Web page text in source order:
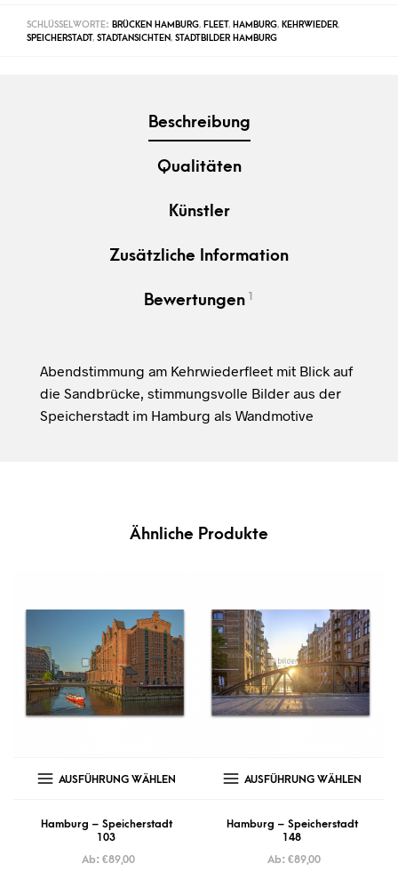
SCHLÜSSELWORTE: BRÜCKEN HAMBURG, FLEET, HAMBURG, KEHRWIEDER,
SPEICHERSTADT, STADTANSICHTEN, STADTBILDER HAMBURG
Beschreibung
Qualitäten
Künstler
Zusätzliche Information
Bewertungen 1
Abendstimmung am Kehrwiederfleet mit Blick auf
die Sandbrücke, stimmungsvolle Bilder aus der
Speicherstadt im Hamburg als Wandmotive
Ähnliche Produkte
AUSFÜHRUNG WÄHLEN
Hamburg – Speicherstadt
103
Ab: €89,00
AUSFÜHRUNG WÄHLEN
Hamburg – Speicherstadt
148
Ab: €89,00